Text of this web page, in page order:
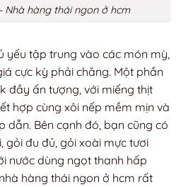
Nhà hàng thái ngon ở hcm
yếu tập trung vào các món mỳ,
cực kỳ phải chăng. Một phần
đầy ấn tượng, với miếng thịt
hợp cùng xôi nếp mềm mịn và
dẫn. Bên cạnh đó, bạn cũng có
gỏi đu đủ, gỏi xoài mực tươi
nước dùng ngọt thanh hấp
hàng thái ngon ở hcm rất